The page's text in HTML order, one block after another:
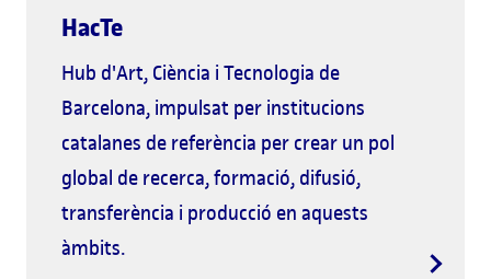
HacTe
Hub d'Art, Ciència i Tecnologia de
Barcelona, impulsat per institucions
catalanes de referència per crear un pol
global de recerca, formació, difusió,
transferència i producció en aquests
àmbits.